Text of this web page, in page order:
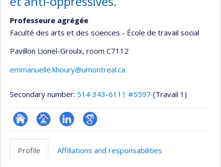
Professeure agrégée
Faculté des arts et des sciences - École de travail social
Pavillon Lionel-Groulx, room C7112
emmanuelle.khoury@umontreal.ca
Secondary number: 514 343-6111 #5597 (Travail 1)
ResearchGate
Page
(faculté,département,école)
LinkedInGoogle
Profile Affiliations and responsabilities